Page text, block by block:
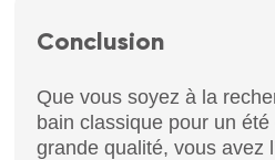
Conclusion
Que vous soyez à la
bain classique pour un été
grande qualité, vous avez